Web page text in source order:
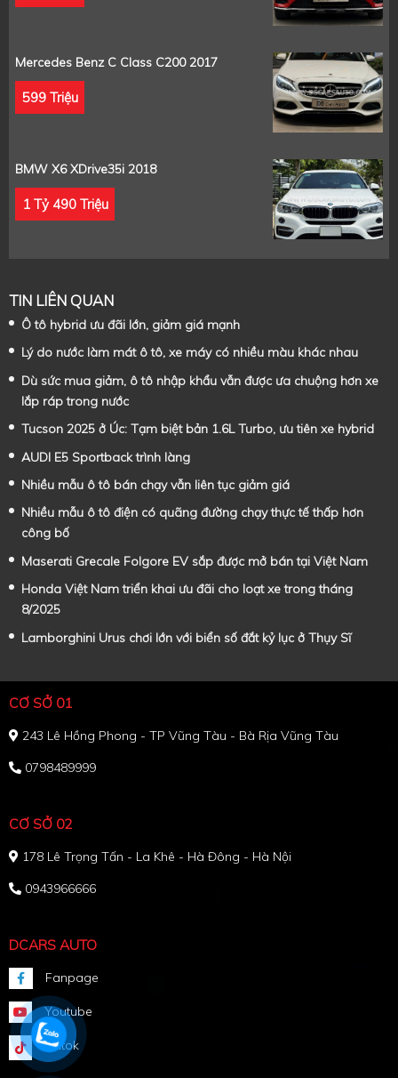
Mercedes Benz C Class C200 2017
599 Triệu
BMW X6 XDrive35i 2018
1 Tỷ 490 Triệu
TIN LIÊN QUAN
Ô tô hybrid ưu đãi lớn, giảm giá mạnh
Lý do nước làm mát ô tô, xe máy có nhiều màu khác nhau
Dù sức mua giảm, ô tô nhập khẩu vẫn được ưa chuộng hơn xe
lắp ráp trong nước
Tucson 2025 ở Úc: Tạm biệt bản 1.6L Turbo, ưu tiên xe hybrid
AUDI E5 Sportback trình làng
Nhiều mẫu ô tô bán chạy vẫn liên tục giảm giá
Nhiều mẫu ô tô điện có quãng đường chạy thực tế thấp hơn
công bố
Maserati Grecale Folgore EV sắp được mở bán tại Việt Nam
Honda Việt Nam triển khai ưu đãi cho loạt xe trong tháng
8/2025
Lamborghini Urus chơi lớn với biển số đắt kỷ lục ở Thụy Sĩ
CƠ SỞ 01
243 Lê Hồng Phong - TP Vũng Tàu - Bà Rịa Vũng Tàu
0798489999
CƠ SỞ 02
178 Lê Trọng Tấn - La Khê - Hà Đông - Hà Nội
0943966666
DCARS AUTO
Fanpage
Youtube
Tiktok